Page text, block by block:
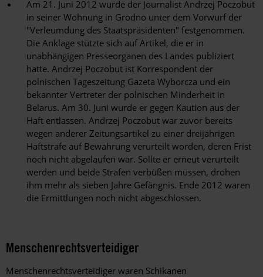
Am 21. Juni 2012 wurde der Journalist Andrzej Poczobut
in seiner Wohnung in Grodno unter dem Vorwurf der
"Verleumdung des Staatspräsidenten" festgenommen.
Die Anklage stützte sich auf Artikel, die er in
unabhängigen Presseorganen des Landes publiziert
hatte. Andrzej Poczobut ist Korrespondent der
polnischen Tageszeitung Gazeta Wyborcza und ein
bekannter Vertreter der polnischen Minderheit in
Belarus. Am 30. Juni wurde er gegen Kaution aus der
Haft entlassen. Andrzej Poczobut war zuvor bereits
wegen anderer Zeitungsartikel zu einer dreijährigen
Haftstrafe auf Bewährung verurteilt worden, deren Frist
noch nicht abgelaufen war. Sollte er erneut verurteilt
werden und beide Strafen verbüßen müssen, drohen
ihm mehr als sieben Jahre Gefängnis. Ende 2012 waren
die Ermittlungen noch nicht abgeschlossen.
Menschenrechtsverteidiger
Menschenrechtsverteidiger waren Schikanen